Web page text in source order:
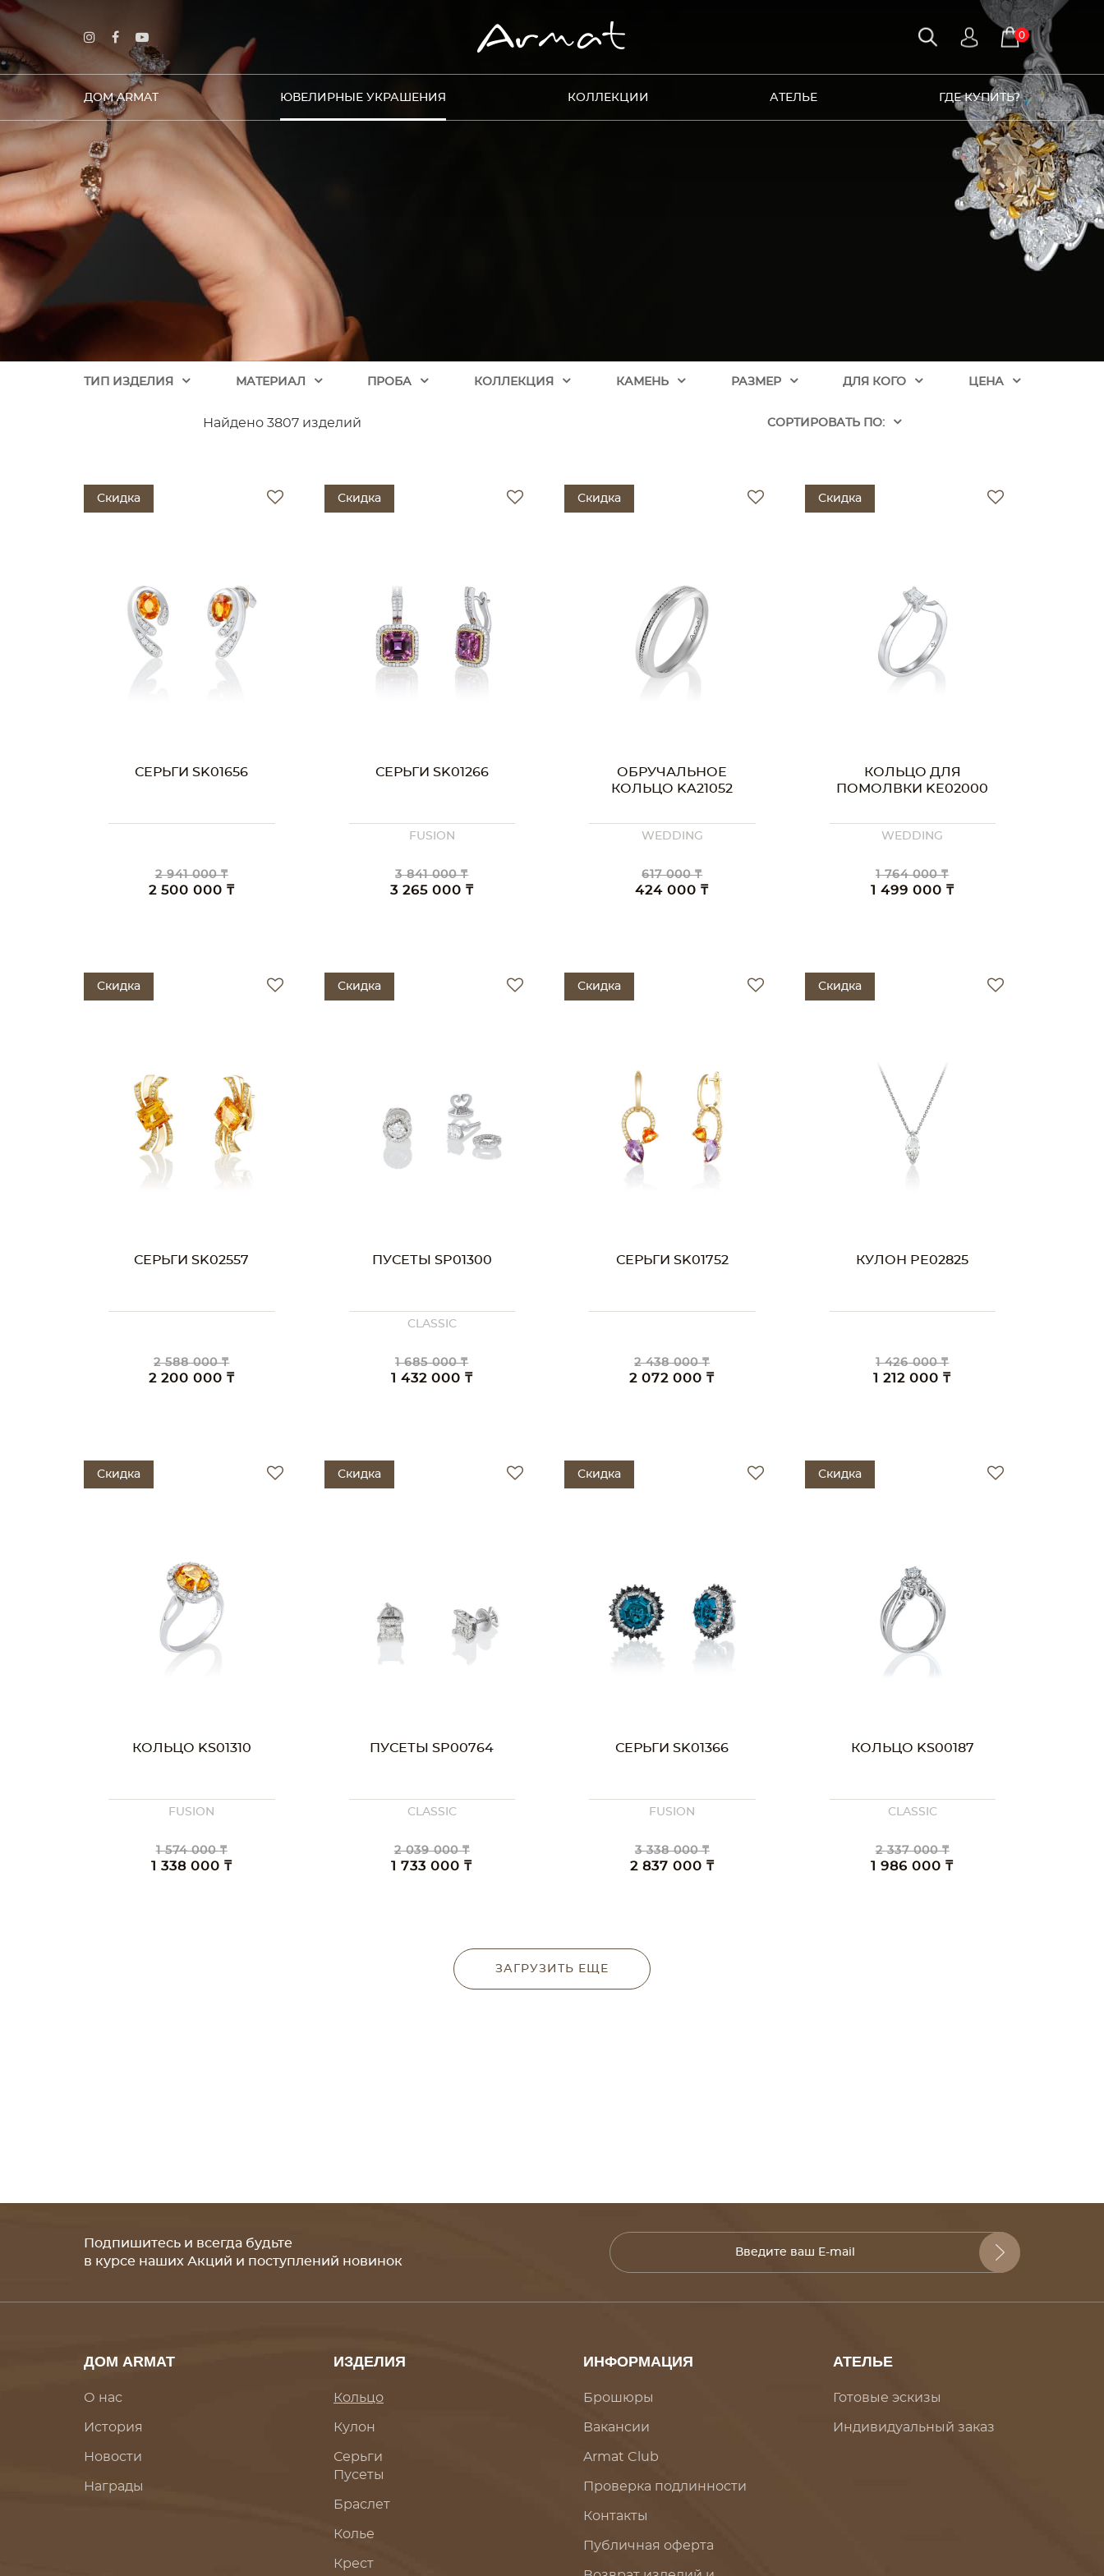
0
ДОМ ARMAT ЮВЕЛИРНЫЕ УКРАШЕНИЯ КОЛЛЕКЦИИ АТЕЛЬЕ ГДЕ КУПИТЬ?
ТИП ИЗДЕЛИЯ МАТЕРИАЛ ПРОБА КОЛЛЕКЦИЯ КАМЕНЬ РАЗМЕР ДЛЯ КОГО ЦЕНА
Найдено 3807 изделий CОРТИРОВАТЬ ПО:
Скидка
СЕРЬГИ SK01656
2 941 000 ₸
2 500 000 ₸
Скидка
СЕРЬГИ SK01266
FUSION
3 841 000 ₸
3 265 000 ₸
Скидка
ОБРУЧАЛЬНОЕ
КОЛЬЦО KA21052
WEDDING
617 000 ₸
424 000 ₸
Скидка
КОЛЬЦО ДЛЯ
ПОМОЛВКИ KE02000
WEDDING
1 764 000 ₸
1 499 000 ₸
Скидка
СЕРЬГИ SK02557
2 588 000 ₸
2 200 000 ₸
Скидка
ПУСЕТЫ SP01300
CLASSIC
1 685 000 ₸
1 432 000 ₸
Скидка
СЕРЬГИ SK01752
2 438 000 ₸
2 072 000 ₸
Скидка
КУЛОН PE02825
1 426 000 ₸
1 212 000 ₸
Скидка
КОЛЬЦО KS01310
FUSION
1 574 000 ₸
1 338 000 ₸
Скидка
ПУСЕТЫ SP00764
CLASSIC
2 039 000 ₸
1 733 000 ₸
Скидка
СЕРЬГИ SK01366
FUSION
3 338 000 ₸
2 837 000 ₸
Скидка
КОЛЬЦО KS00187
CLASSIC
2 337 000 ₸
1 986 000 ₸
ЗАГРУЗИТЬ ЕЩЕ
Подпишитесь и всегда будьте
в курсе наших Акций и поступлений новинок
ДОМ ARMAT
О нас
История
Новости
Награды
ИЗДЕЛИЯ
Кольцо
Кулон
Серьги
Пусеты
Браслет
Колье
Крест
ИНФОРМАЦИЯ
Брошюры
Вакансии
Armat Club
Проверка подлинности
Контакты
Публичная оферта
АТЕЛЬЕ
Готовые эскизы
Индивидуальный заказ